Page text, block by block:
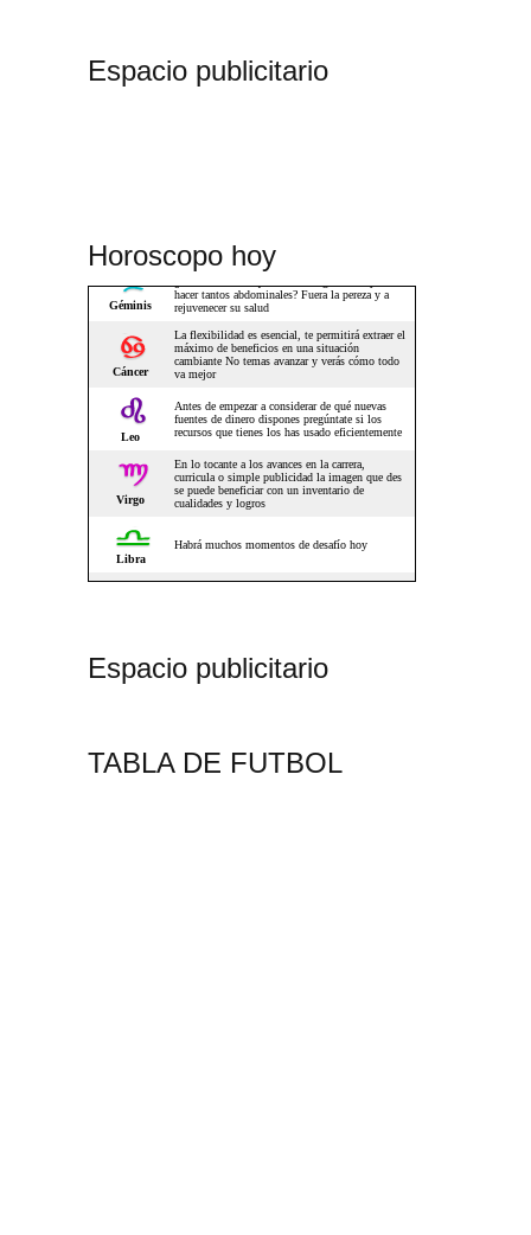
Espacio publicitario
Horoscopo hoy
Espacio publicitario
TABLA DE FUTBOL